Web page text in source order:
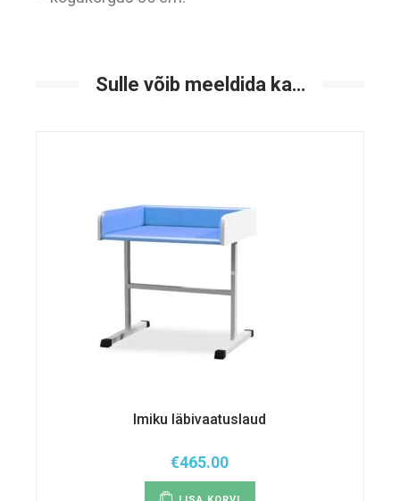
Sulle võib meeldida ka…
Imiku läbivaatuslaud
€465.00